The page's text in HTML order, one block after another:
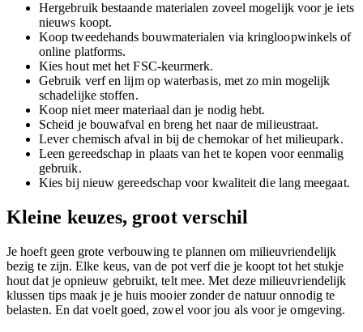
Hergebruik bestaande materialen zoveel mogelijk voor je iets
nieuws koopt.
Koop tweedehands bouwmaterialen via kringloopwinkels of
online platforms.
Kies hout met het FSC-keurmerk.
Gebruik verf en lijm op waterbasis, met zo min mogelijk
schadelijke stoffen.
Koop niet meer materiaal dan je nodig hebt.
Scheid je bouwafval en breng het naar de milieustraat.
Lever chemisch afval in bij de chemokar of het milieupark.
Leen gereedschap in plaats van het te kopen voor eenmalig
gebruik.
Kies bij nieuw gereedschap voor kwaliteit die lang meegaat.
Kleine keuzes, groot verschil
Je hoeft geen grote verbouwing te plannen om milieuvriendelijk
bezig te zijn. Elke keus, van de pot verf die je koopt tot het stukje
hout dat je opnieuw gebruikt, telt mee. Met deze milieuvriendelijk
klussen tips maak je je huis mooier zonder de natuur onnodig te
belasten. En dat voelt goed, zowel voor jou als voor je omgeving.